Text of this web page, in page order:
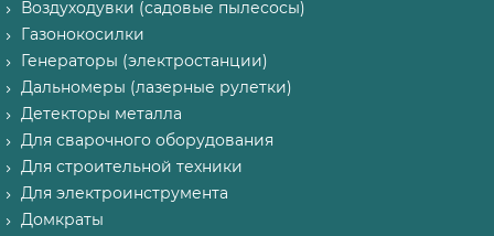
Воздуходувки (садовые пылесосы)
Газонокосилки
Генераторы (электростанции)
Дальномеры (лазерные рулетки)
Детекторы металла
Для сварочного оборудования
Для строительной техники
Для электроинструмента
Домкраты